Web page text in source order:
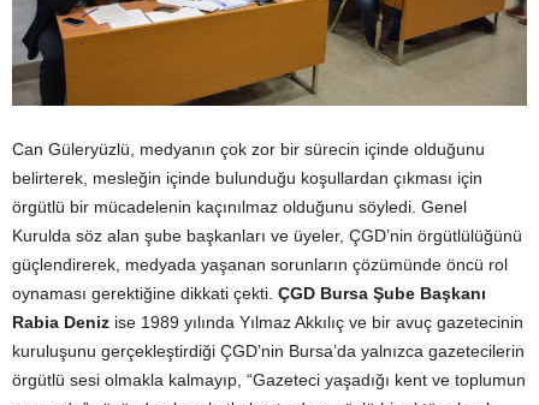
Can Güleryüzlü, medyanın çok zor bir sürecin içinde olduğunu
belirterek, mesleğin içinde bulunduğu koşullardan çıkması için
örgütlü bir mücadelenin kaçınılmaz olduğunu söyledi. Genel
Kurulda söz alan şube başkanları ve üyeler, ÇGD’nin örgütlülüğünü
güçlendirerek, medyada yaşanan sorunların çözümünde öncü rol
oynaması gerektiğine dikkati çekti. ÇGD Bursa Şube Başkanı
Rabia Deniz ise 1989 yılında Yılmaz Akkılıç ve bir avuç gazetecinin
kuruluşunu gerçekleştirdiği ÇGD’nin Bursa’da yalnızca gazetecilerin
örgütlü sesi olmakla kalmayıp, “Gazeteci yaşadığı kent ve toplumun